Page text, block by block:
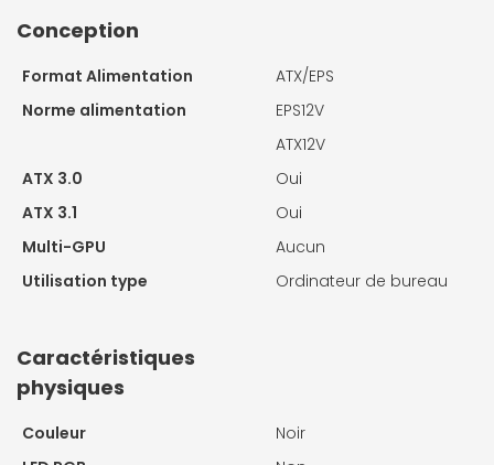
Conception
Format Alimentation
ATX/EPS
Norme alimentation
EPS12V
ATX12V
ATX 3.0
Oui
ATX 3.1
Oui
Multi-GPU
Aucun
Utilisation type
Ordinateur de bureau
Caractéristiques
physiques
Couleur
Noir